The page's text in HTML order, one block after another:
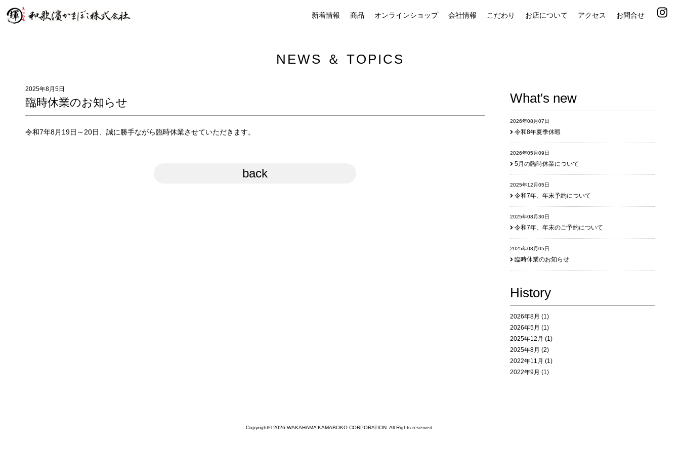
新着情報 商品 オンラインショップ 会社情報 こだわり お店について アクセス お問合せ
NEWS ＆ TOPICS
2025年8月5日
臨時休業のお知らせ
令和7年8月19日～20日、誠に勝手ながら臨時休業させていただきます。
back
What's new
2026年08月07日
令和8年夏季休暇
2026年05月09日
5月の臨時休業について
2025年12月05日
令和7年、年末予約について
2025年08月30日
令和7年、年末のご予約について
2025年08月05日
臨時休業のお知らせ
History
2026年8月 (1)
2026年5月 (1)
2025年12月 (1)
2025年8月 (2)
2022年11月 (1)
2022年9月 (1)
Copyright© 2026 WAKAHAMA KAMABOKO CORPORATION. All Rights reserved.